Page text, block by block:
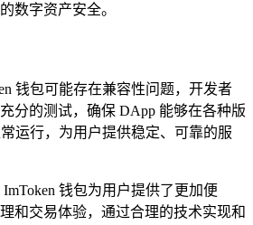
数字资产安全。
钱包可能存在兼容性问题，开发者
分的测试，确保 DApp 能够在各种版
运行，为用户提供稳定、可靠的服
钱包为用户提供了更加便
和交易体验，通过合理的技术实现和